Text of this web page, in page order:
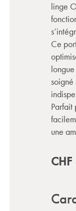
linge
Ce
une
CHF